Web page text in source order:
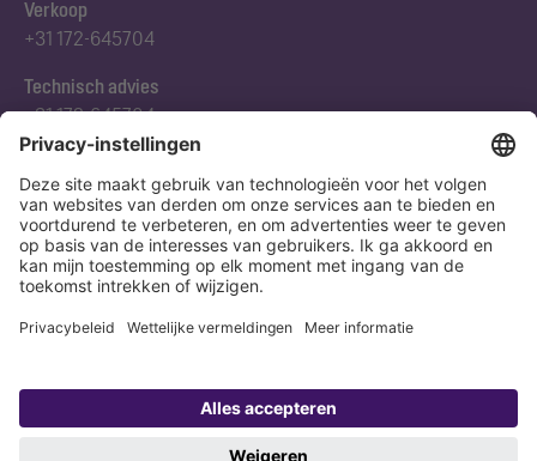
Verkoop
+31 172-645704
Technisch advies
+31 172-645704
Abonneert u zich op onze nieuwsbrief
Nu aanmelden
Copyright 1998-2026 KESSEL SE + Co. KG, Bahnhofstraße 31, 85101 Lenting,
Verklaring Colofon